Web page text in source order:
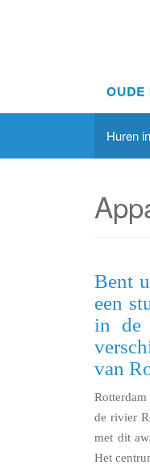
Huren
Bent
een
in de
van
de rivier
met dit
Het